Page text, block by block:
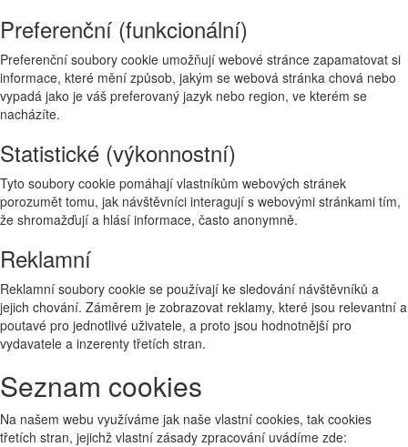
Preferenční (funkcionální)
Preferenční soubory cookie umožňují webové stránce zapamatovat si
informace, které mění způsob, jakým se webová stránka chová nebo
vypadá jako je váš preferovaný jazyk nebo region, ve kterém se
nacházíte.
Statistické (výkonnostní)
Tyto soubory cookie pomáhají vlastníkům webových stránek
porozumět tomu, jak návštěvníci interagují s webovými stránkami tím,
že shromažďují a hlásí informace, často anonymně.
Reklamní
Reklamní soubory cookie se používají ke sledování návštěvníků a
jejich chování. Záměrem je zobrazovat reklamy, které jsou relevantní a
poutavé pro jednotlivé uživatele, a proto jsou hodnotnější pro
vydavatele a inzerenty třetích stran.
Seznam cookies
Na našem webu využíváme jak naše vlastní cookies, tak cookies
třetích stran, jejichž vlastní zásady zpracování uvádíme zde: